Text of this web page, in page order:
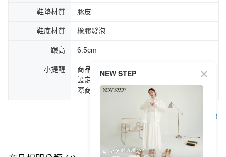
鞋墊材質 豚皮
鞋底材質 橡膠發泡
跟高 6.5cm
小提醒
商品圖片顏色會因拍攝燈光環境或個人螢幕
設定不同，而造成部份色差現象，顏色以實
際商品為主。
客服
NEW STEP